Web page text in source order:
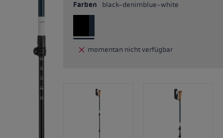
Farben black-denimblue-white
momentan nicht verfügbar